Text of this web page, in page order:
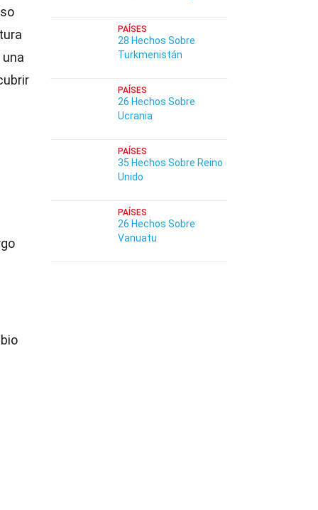
PAÍSES
28 Hechos Sobre
Turkmenistán
PAÍSES
26 Hechos Sobre
Ucrania
PAÍSES
35 Hechos Sobre Reino
Unido
PAÍSES
26 Hechos Sobre
Vanuatu